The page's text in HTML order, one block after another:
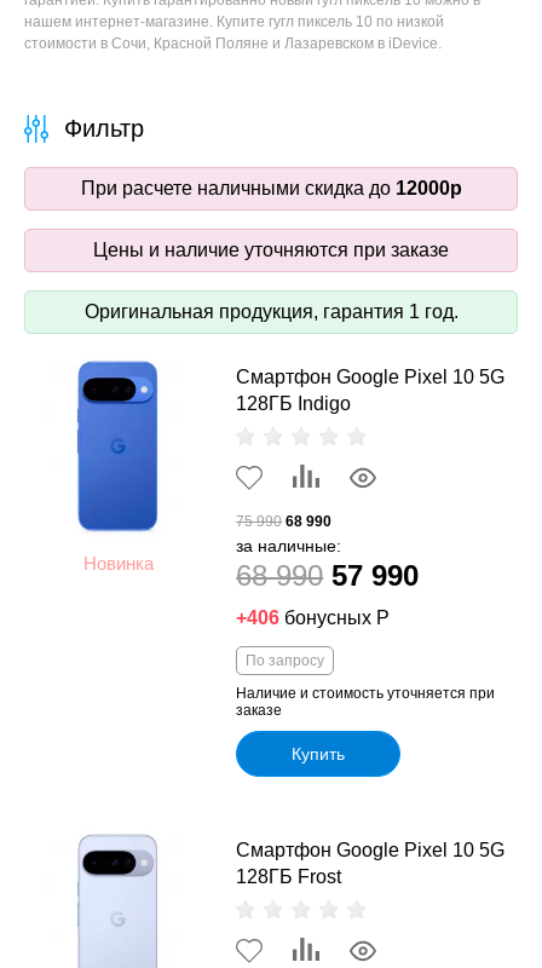
нашем интернет-магазине. Купите гугл пиксель 10 по низкой
стоимости в Сочи, Красной Поляне и Лазаревском в iDevice.
При расчете наличными скидка до 12000р
Цены и наличие уточняются при заказе
Оригинальная продукция, гарантия 1 год.
Новинка
Смартфон Google Pixel 10 5G
128ГБ Indigo
75 990 68 990
за наличные:
68 990 57 990
+406 бонусных Р
По запросу
Наличие и стоимость уточняется при
заказе
Купить
Смартфон Google Pixel 10 5G
128ГБ Frost
Фильтр